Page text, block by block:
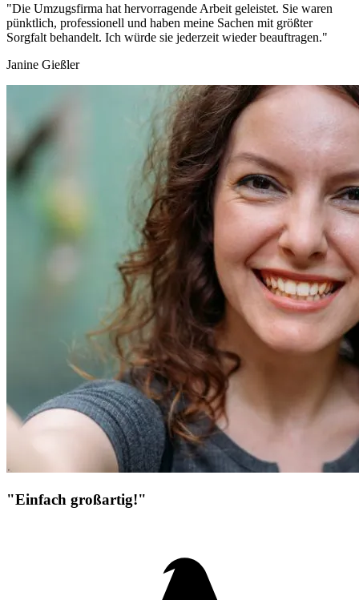
"Die Umzugsfirma hat hervorragende Arbeit geleistet. Sie waren
pünktlich, professionell und haben meine Sachen mit größter
Sorgfalt behandelt. Ich würde sie jederzeit wieder beauftragen."
Janine Gießler
"Einfach großartig!"